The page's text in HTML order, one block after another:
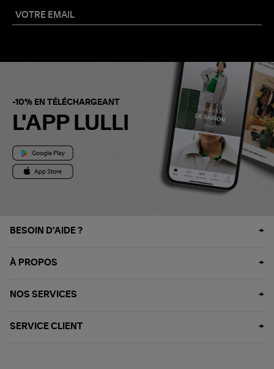
-10% EN TÉLÉCHARGEANT
L'APP LULLI
BESOIN D'AIDE ?
À PROPOS
NOS SERVICES
SERVICE CLIENT